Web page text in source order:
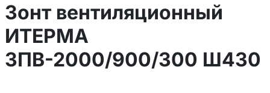
Зонт вентиляционный
ИТЕРМА
ЗПВ-2000/900/300 Ш430